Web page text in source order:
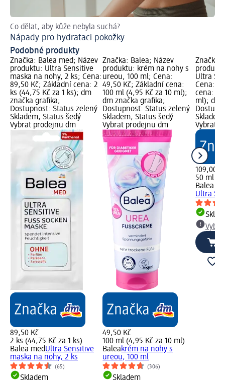
Co dělat, aby kůže nebyla suchá?
Nápady pro hydrataci pokožky
Podobné produkty
Značka: Balea med; Název
produktu: Ultra Sensitive
maska na nohy, 2 ks; Cena:
89,50 Kč; Základní cena: 2
ks (44,75 Kč za 1 ks); dm
značka grafika;
Dostupnost: Status zelený
Skladem, Status šedý
Vybrat prodejnu dm
89,50 Kč
2 ks (44,75 Kč za 1 ks)
Balea medUltra Sensitive
maska na nohy, 2 ks
(65)
Skladem
Značka: Balea; Název
produktu: krém na nohy s
ureou, 100 ml; Cena:
49,50 Kč; Základní cena:
100 ml (4,95 Kč za 10 ml);
dm značka grafika;
Dostupnost: Status zelený
Skladem, Status šedý
Vybrat prodejnu dm
49,50 Kč
100 ml (4,95 Kč za 10 ml)
Baleakrém na nohy s
ureou, 100 ml
(306)
Skladem
Značka:
Ultra
Cena:
cena: 50
ml); dm
Vybrat
109,00
50 ml
Balea
Ultra